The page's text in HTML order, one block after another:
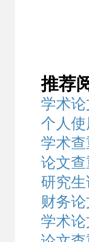
推荐
学术
个人
学术
论文
研究
财务
学术